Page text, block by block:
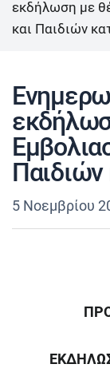
εκδήλωση με
και Παιδιών
Παιδιών
5 Νοεμβρίου